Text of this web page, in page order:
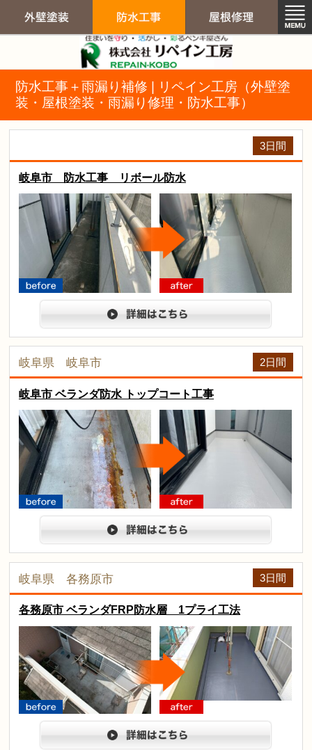
外壁塗装 防水工事
防水工事＋雨漏り補修 | リペイン工房（外壁塗
装・屋根塗装・雨漏り修理・防水工事）
詳細は
岐阜市 防水工事 リボール防水
3日間
before after
arrow
岐阜県 岐阜市
詳細は
岐阜市 ベランダ防水 トップコート工事
2日間
before after
arrow
岐阜県 各務原市
各務原市 ベランダFRP防水層 1プライ工法
3日間
before after
arrow